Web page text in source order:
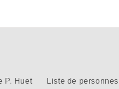
P. Huet Liste de